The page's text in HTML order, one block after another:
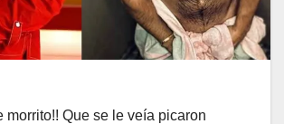
morrito!! Que se le veía picaron